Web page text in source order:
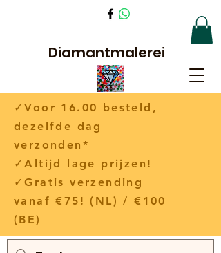
Diamantmalerei
✓Voor 16.00 besteld,
dezelfde dag
verzonden*
✓Altijd lage prijzen!
✓Gratis verzending
vanaf €75! (NL) / €100
(BE)